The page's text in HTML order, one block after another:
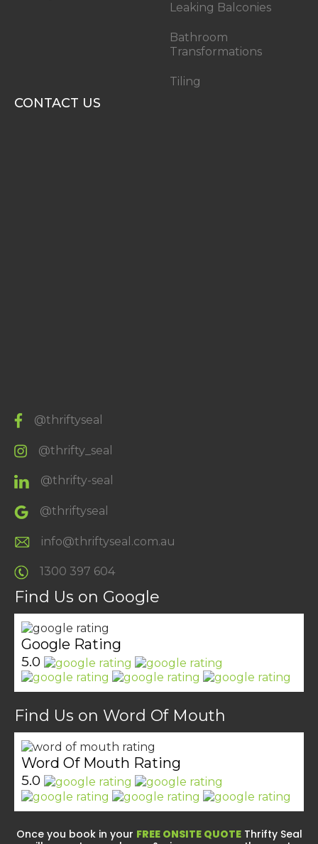
Leaking Balconies
Bathroom
Transformations
Tiling
CONTACT US
@thriftyseal
@thrifty_seal
@thrifty-seal
@thriftyseal
info@thriftyseal.com.au
1300 397 604
Find Us on Google
Google Rating
5.0
Find Us on Word Of Mouth
Word Of Mouth Rating
5.0
Once you book in your FREE ONSITE QUOTEThrifty Seal